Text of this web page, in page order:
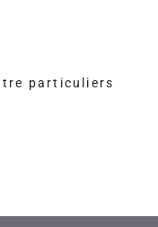
particuliers